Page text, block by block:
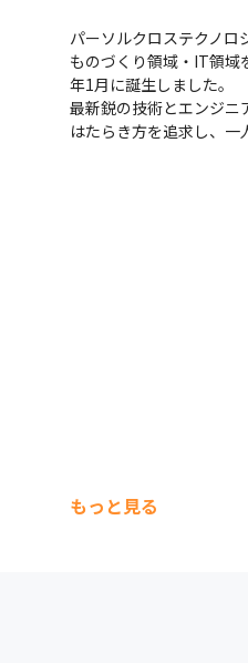
パーソルクロステクノロ
ものづくり領域・IT領域
年1月に誕生しました。
最新鋭の技術とエンジニ
はたらき方を追求し、一
もっと見る